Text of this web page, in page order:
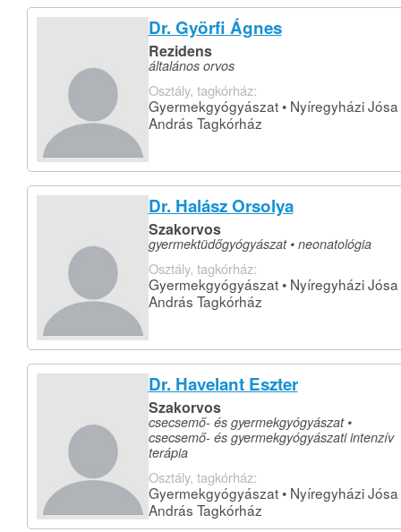
Dr. Györfi Ágnes
Rezidens
általános orvos
Osztály, tagkórház:
Gyermekgyógyászat • Nyíregyházi Jósa
András Tagkórház
Dr. Halász Orsolya
Szakorvos
gyermektüdőgyógyászat • neonatológia
Osztály, tagkórház:
Gyermekgyógyászat • Nyíregyházi Jósa
András Tagkórház
Dr. Havelant Eszter
Szakorvos
csecsemő- és gyermekgyógyászat •
csecsemő- és gyermekgyógyászati intenzív
terápia
Osztály, tagkórház:
Gyermekgyógyászat • Nyíregyházi Jósa
András Tagkórház